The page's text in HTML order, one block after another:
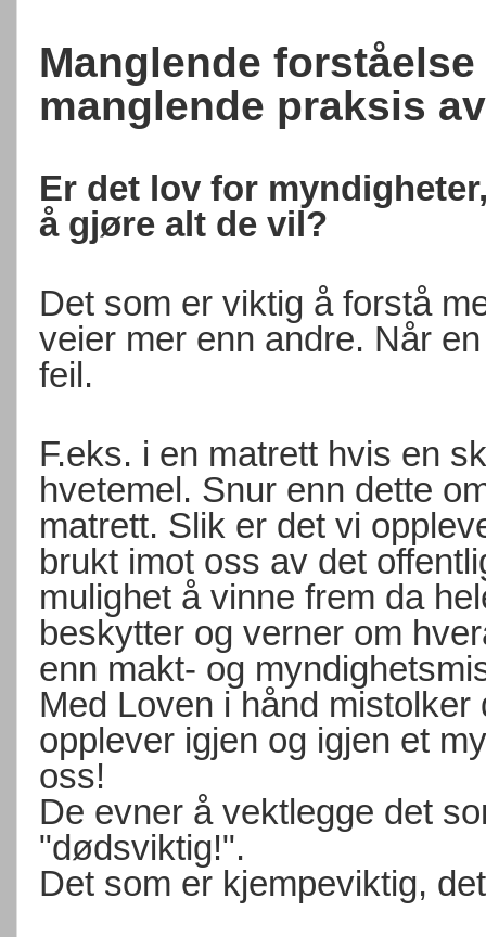
Manglende
manglende praksis
Er det lov for
å gjøre alt de vil?
Det som er viktig å forstå
veier mer enn andre. Når
feil.
F.eks. i en matrett hvis en
hvetemel. Snur enn dette
matrett. Slik er det vi
brukt imot oss av det
mulighet å vinne frem da
beskytter og verner om
enn makt- og
Med Loven i hånd
opplever igjen og igjen et
oss!
De evner å vektlegge det
"dødsviktig!".
Det som er kjempeviktig,